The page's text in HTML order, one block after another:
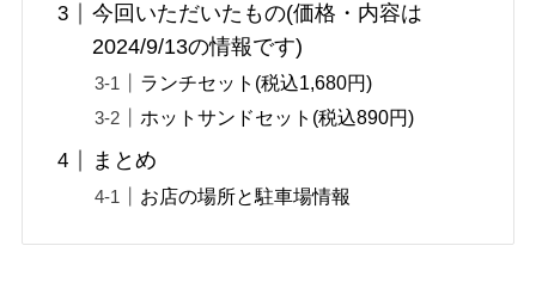
今回いただいたもの(価格・内容は
2024/9/13の情報です)
ランチセット(税込1,680円)
ホットサンドセット(税込890円)
まとめ
お店の場所と駐車場情報